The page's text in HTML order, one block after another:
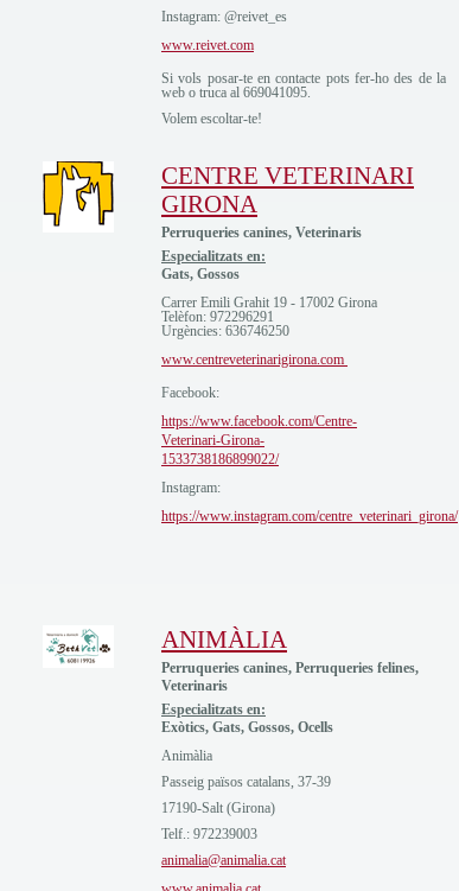
Instagram: @reivet_es
www.reivet.com
Si vols posar-te en contacte pots fer-ho des de la
web o truca al 669041095.
Volem escoltar-te!
CENTRE VETERINARI
GIRONA
Perruqueries canines, Veterinaris
Especialitzats en:
Gats, Gossos
Carrer Emili Grahit 19 - 17002 Girona
Telèfon: 972296291
Urgències: 636746250
www.centreveterinarigirona.com
Facebook:
https://www.facebook.com/Centre-
Veterinari-Girona-
1533738186899022/
Instagram:
https://www.instagram.com/centre_veterinari_girona/
ANIMÀLIA
Perruqueries canines, Perruqueries felines,
Veterinaris
Especialitzats en:
Exòtics, Gats, Gossos, Ocells
Animàlia
Passeig països catalans, 37-39
17190-Salt (Girona)
Telf.: 972239003
animalia@animalia.cat